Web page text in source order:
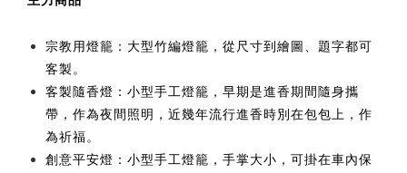
宗教用燈籠：大型竹編燈籠，從尺寸到繪圖、題字都可
客製。
客製隨香燈：小型手工燈籠，早期是進香期間隨身攜
帶，作為夜間照明，近幾年流行進香時別在包包上，作
為祈福。
創意平安燈：小型手工燈籠，手掌大小，可掛在車內保